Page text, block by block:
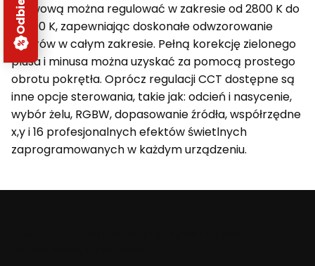
barwową można regulować w zakresie od 2800 K do
10 000 K, zapewniając doskonałe odwzorowanie
kolorów w całym zakresie. Pełną korekcję zielonego
plusa i minusa można uzyskać za pomocą prostego
obrotu pokrętła. Oprócz regulacji CCT dostępne są
inne opcje sterowania, takie jak: odcień i nasycenie,
wybór żelu, RGBW, dopasowanie źródła, współrzędne
x,y i 16 profesjonalnych efektów świetlnych
zaprogramowanych w każdym urządzeniu.